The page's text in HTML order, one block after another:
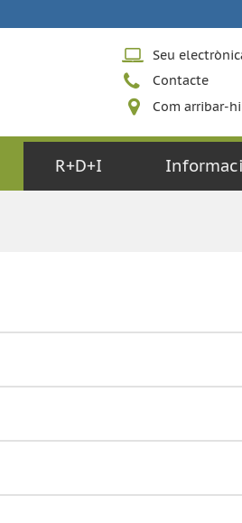
Seu
Contacte
Com arribar-hi
R+D+I